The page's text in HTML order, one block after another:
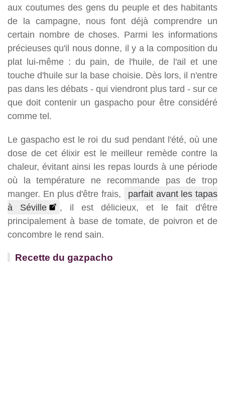
aux coutumes des gens du peuple et des habitants
de la campagne, nous font déjà comprendre un
certain nombre de choses. Parmi les informations
précieuses qu'il nous donne, il y a la composition du
plat lui-même : du pain, de l'huile, de l'ail et une
touche d'huile sur la base choisie. Dès lors, il n'entre
pas dans les débats - qui viendront plus tard - sur ce
que doit contenir un gaspacho pour être considéré
comme tel.
Le gaspacho est le roi du sud pendant l'été, où une
dose de cet élixir est le meilleur remède contre la
chaleur, évitant ainsi les repas lourds à une période
où la température ne recommande pas de trop
manger. En plus d'être frais,
parfait avant les tapas
à Séville
, il est délicieux, et le fait d'être
principalement à base de tomate, de poivron et de
concombre le rend sain.
Recette du gazpacho